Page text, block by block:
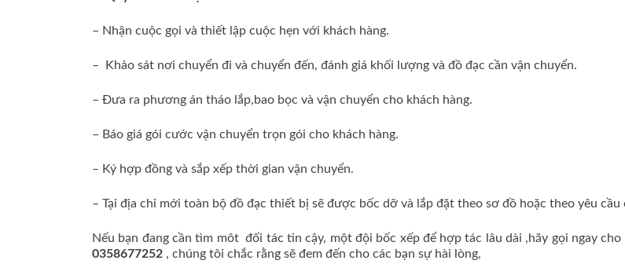
– Nhận cuộc gọi và thiết lập cuộc hẹn với khách hàng.
– Khảo sát nơi chuyển đi và chuyển đến, đánh giá khối lượng và đồ đạc cần vận chuyển.
– Đưa ra phương án tháo lắp,bao bọc và vận chuyển cho khách hàng.
– Báo giá gói cước vận chuyển trọn gói cho khách hàng.
– Ký hợp đồng và sắp xếp thời gian vận chuyển.
– Tại địa chỉ mới toàn bộ đồ đạc thiết bị sẽ được bốc dỡ và lắp đặt theo sơ đồ hoặc theo yêu cầu
Nếu bạn đang cần tìm môt đối tác tin cậy, một đội bốc xếp để hợp tác lâu dài ,hãy gọi ngay
0358677252 , chúng tôi chắc rằng sẽ đem đến cho các bạn sự hài lòng,